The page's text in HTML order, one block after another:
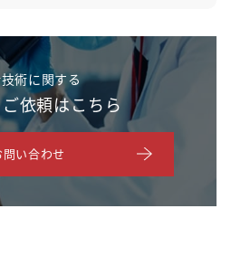
術に関する
依頼はこちら
問い合わせ